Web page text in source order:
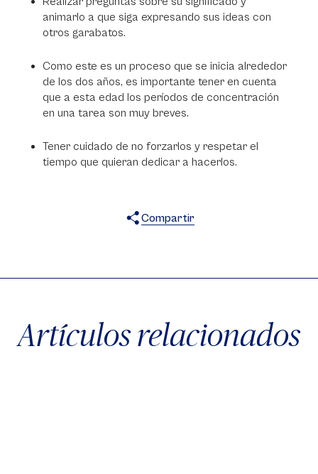
animarlo a que siga expresando sus ideas con
otros garabatos.
Como este es un proceso que se inicia alrededor
de los dos años, es importante tener en cuenta
que a esta edad los períodos de concentración
en una tarea son muy breves.
Tener cuidado de no forzarlos y respetar el
tiempo que quieran dedicar a hacerlos.
Compartir
Artículos relacionados